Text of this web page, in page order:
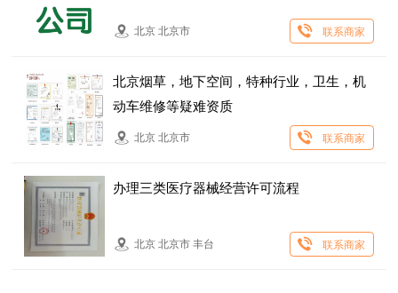
北京 北京市 联系商家
北京烟草，地下空间，特种行业，卫生，机
动车维修等疑难资质
北京 北京市 联系商家
办理三类医疗器械经营许可流程
北京 北京市 丰台 联系商家